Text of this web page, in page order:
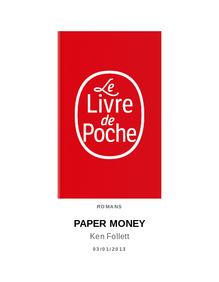
ROMANS
PAPER MONEY
Ken Follett
03/01/2013